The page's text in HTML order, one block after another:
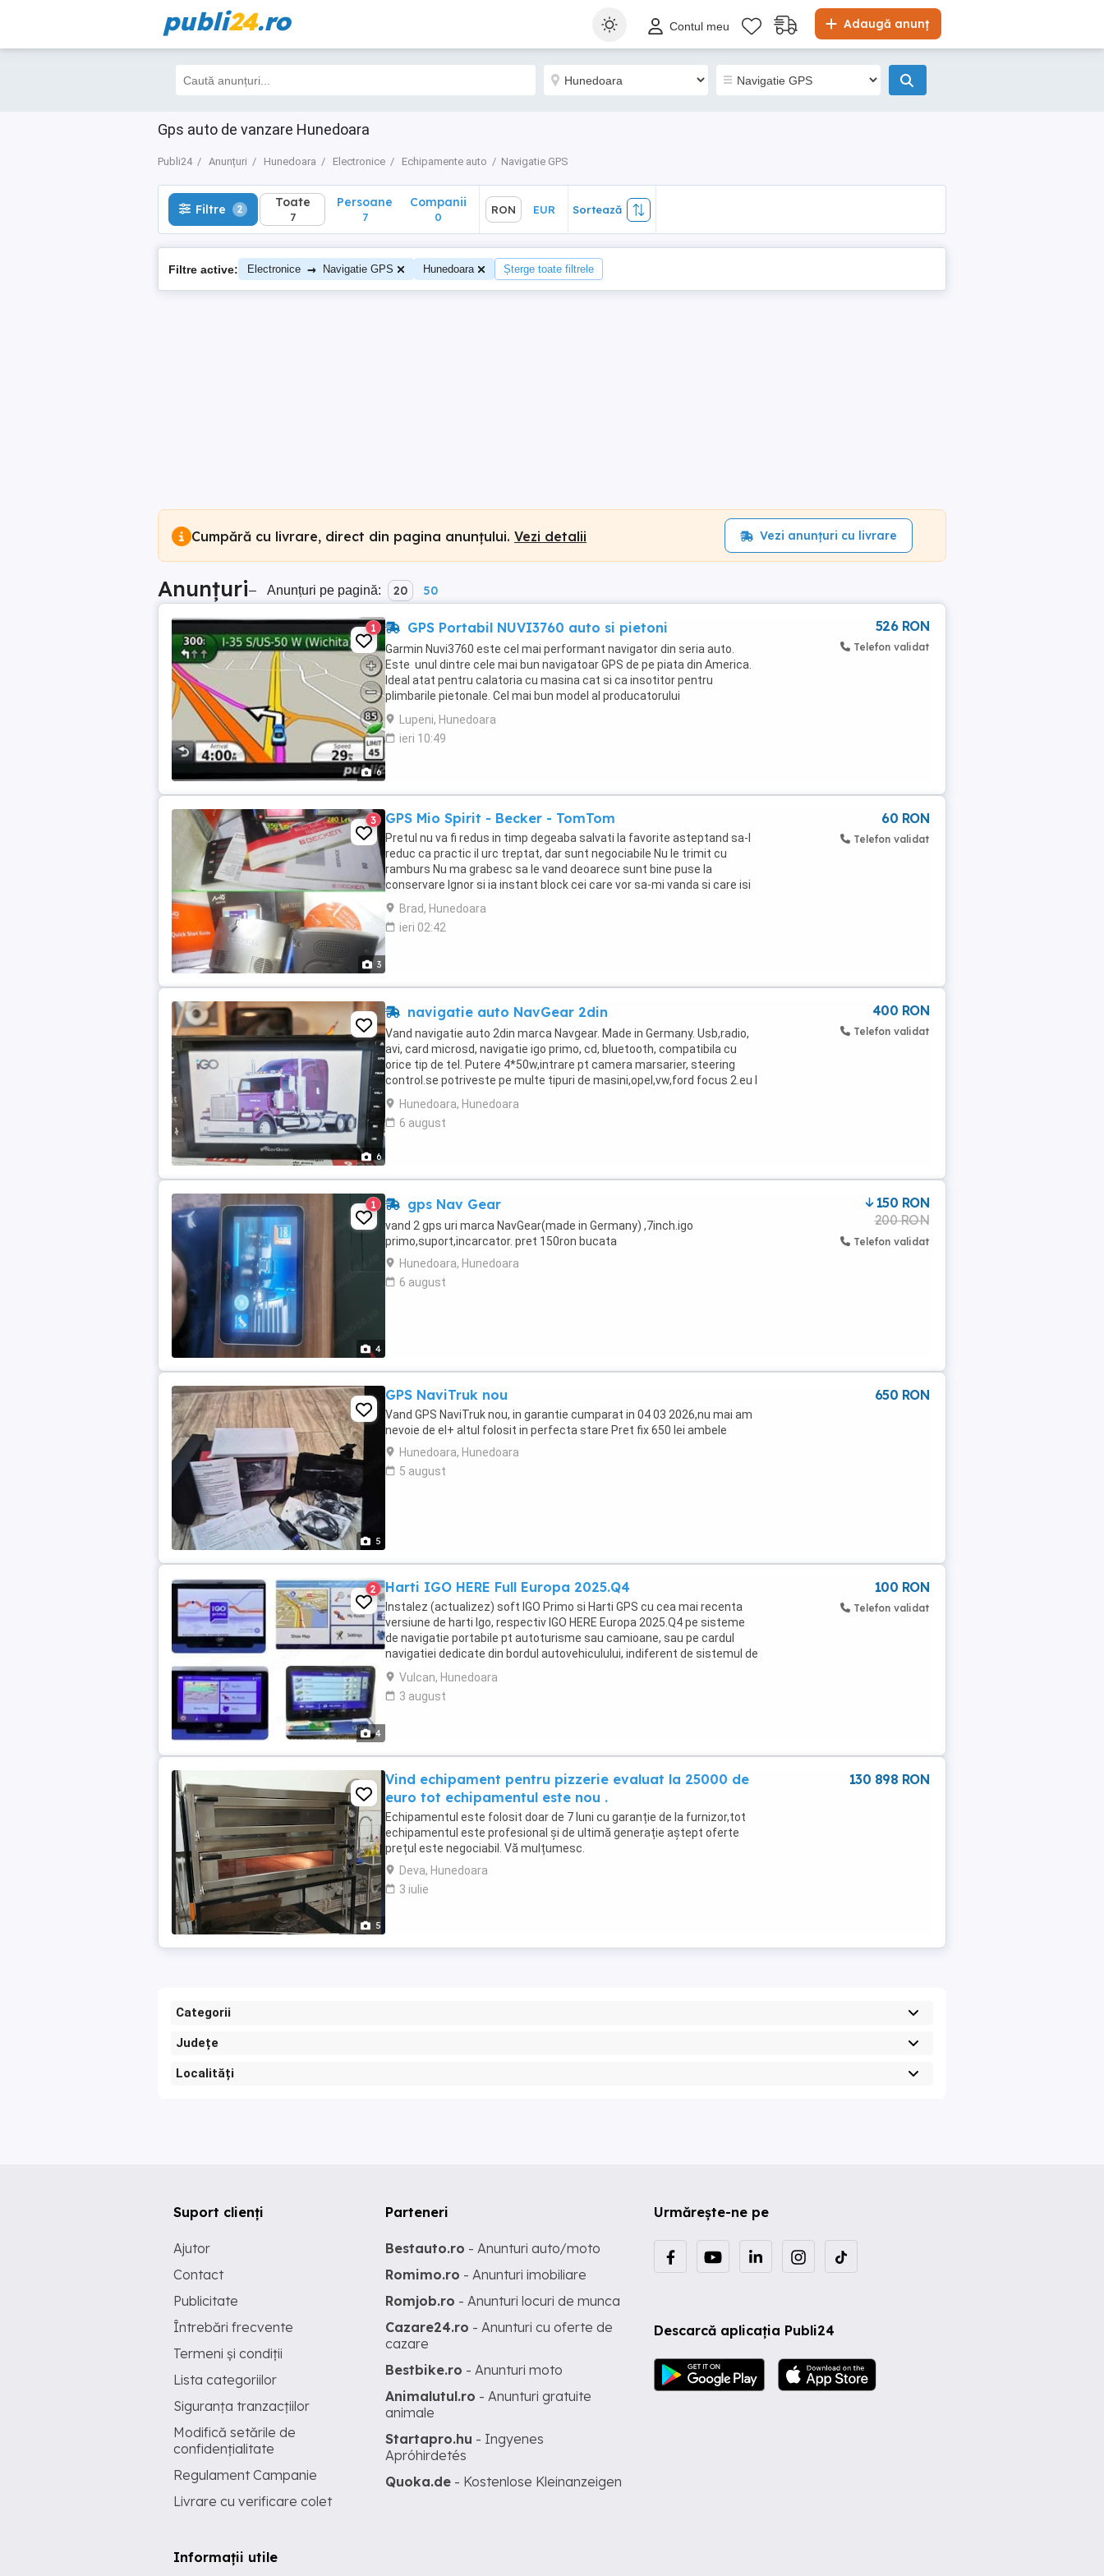
publi24.ro Adaugă anunț
Contul meu
Gps auto de vanzare Hunedoara
Publi24 Anunțuri Hunedoara Electronice Echipamente auto Navigatie GPS
Filtre 2 Toate
7
Sortează
Filtre 2 Toate
7
Persoane
7
Companii
0
RON EUR Sortează
Filtre active: Electronice → Navigatie GPS Hunedoara Șterge toate filtrele
Cumpără cu livrare, direct din pagina anunțului. Vezi detalii Vezi anunțuri cu livrare
Anunțuri– Anunțuri pe pagină: 20 50
6
1 GPS Portabil NUVI3760 auto si pietoni
Garmin Nuvi3760 este cel mai performant navigator din seria auto.
Este unul dintre cele mai bun navigatoar GPS de pe piata din America.
Ideal atat pentru calatoria cu masina cat si ca insotitor pentru
plimbarile pietonale. Cel mai bun model al producatorului
american,Garmin nuvi3760T este un model ...
Lupeni, Hunedoara
ieri 10:49
526 RON
Telefon validat
3
3 GPS Mio Spirit - Becker - TomTom
Pretul nu va fi redus in timp degeaba salvati la favorite asteptand sa-l
reduc ca practic il urc treptat, dar sunt negociabile Nu le trimit cu
ramburs Nu ma grabesc sa le vand deoarece sunt bine puse la
conservare Ignor si ia instant block cei care vor sa-mi vanda si care isi
dau cu parerea sa compare ...
Brad, Hunedoara
ieri 02:42
60 RON
Telefon validat
6
navigatie auto NavGear 2din
Vand navigatie auto 2din marca Navgear. Made in Germany. Usb,radio,
avi, card microsd, navigatie igo primo, cd, bluetooth, compatibila cu
orice tip de tel. Putere 4*50w,intrare pt camera marsarier, steering
control.se potriveste pe multe tipuri de masini,opel,vw,ford focus 2.eu l
am avut pe ford focus ...
Hunedoara, Hunedoara
6 august
400 RON
Telefon validat
4
1 gps Nav Gear
vand 2 gps uri marca NavGear(made in Germany) ,7inch.igo
primo,suport,incarcator. pret 150ron bucata
Hunedoara, Hunedoara
6 august
150 RON
200 RON
Telefon validat
5
GPS NaviTruk nou
Vand GPS NaviTruk nou, in garantie cumparat in 04 03 2026,nu mai am
nevoie de el+ altul folosit in perfecta stare Pret fix 650 lei ambele
Hunedoara, Hunedoara
5 august
650 RON
4
2 Harti IGO HERE Full Europa 2025.Q4
Instalez (actualizez) soft IGO Primo si Harti GPS cu cea mai recenta
versiune de harti Igo, respectiv IGO HERE Europa 2025.Q4 pe sisteme
de navigatie portabile pt autoturisme sau camioane, sau pe cardul
navigatiei dedicate din bordul autovehiculului, indiferent de sistemul de
operare folosit de acestea ...
Vulcan, Hunedoara
3 august
100 RON
Telefon validat
5
Vind echipament pentru pizzerie evaluat la 25000 de
euro tot echipamentul este nou .
Echipamentul este folosit doar de 7 luni cu garanție de la furnizor,tot
echipamentul este profesional și de ultimă generație aștept oferte
prețul este negociabil. Vă mulțumesc.
Deva, Hunedoara
3 iulie
130 898 RON
Categorii
Județe
Localități
Urmărește-ne pe
Descarcă aplicația Publi24
Suport clienți
Ajutor
Contact
Publicitate
Întrebări frecvente
Termeni și condiții
Lista categoriilor
Siguranța tranzacțiilor
Modifică setările de
confidențialitate
Regulament Campanie
Livrare cu verificare colet
Informații utile
Parteneri
Bestauto.ro - Anunturi auto/moto
Romimo.ro - Anunturi imobiliare
Romjob.ro - Anunturi locuri de munca
Cazare24.ro - Anunturi cu oferte de
cazare
Bestbike.ro - Anunturi moto
Animalutul.ro - Anunturi gratuite
animale
Startapro.hu - Ingyenes
Apróhirdetés
Quoka.de - Kostenlose Kleinanzeigen